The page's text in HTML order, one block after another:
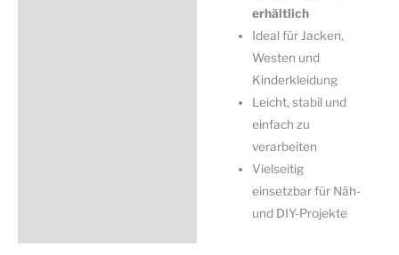
erhältlich
Ideal für Jacken,
Westen und
Kinderkleidung
Leicht, stabil und
einfach zu
verarbeiten
Vielseitig
einsetzbar für Näh-
und DIY-Projekte